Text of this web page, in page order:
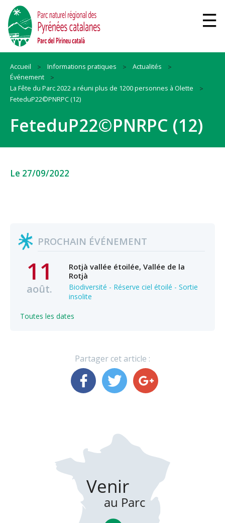
Accueil Informations pratiques
Actualités
Événement
La Fête du Parc 2022 a réuni plus de 1200 personnes à Olette
FeteduP22©PNRPC (12)
FeteduP22©PNRPC (12)
Le 27/09/2022
PROCHAIN ÉVÉNEMENT
11
août.
Rotjà vallée étoilée, Vallée de la
Rotjà
Biodiversité - Réserve ciel étoilé - Sortie
insolite
Toutes les dates
Partager cet article :